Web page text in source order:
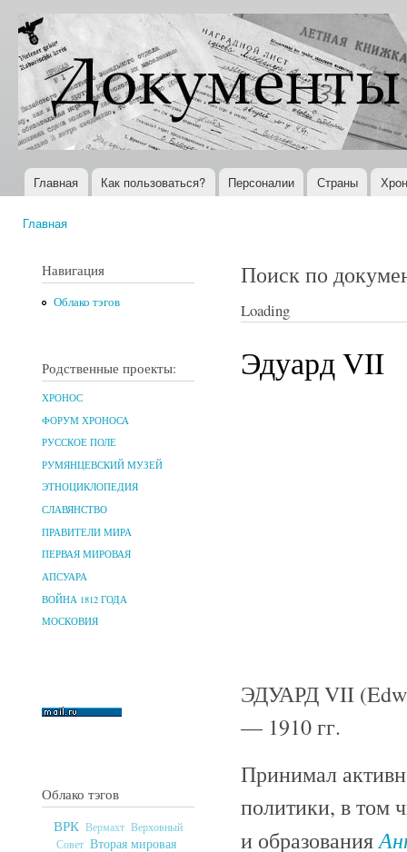
Документы
XX века
Всемирная
история в
Интернете
Главное меню
Главная Как пользоваться? Персоналии Страны
Главная
Навигация
Облако тэгов
Родственные проекты:
ХРОНОС
ФОРУМ ХРОНОСА
РУССКОЕ ПОЛЕ
РУМЯНЦЕВСКИЙ МУЗЕЙ
ЭТНОЦИКЛОПЕДИЯ
СЛАВЯНСТВО
ПРАВИТЕЛИ МИРА
ПЕРВАЯ МИРОВАЯ
АПСУАРА
ВОЙНА 1812 ГОДА
МОСКОВИЯ
Облако тэгов
ВРК Вермахт Верховный
Совет Вторая мировая
Поиск по
Loading
Эдуард VII
ЭДУАРД VII
— 1910 гг.
Принимал
политики, в том
и образования